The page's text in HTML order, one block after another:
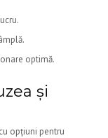
optimă.
și
opțiuni pentru